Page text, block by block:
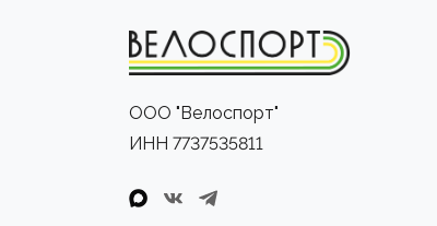
ООО "Велоспорт"
ИНН 7737535811